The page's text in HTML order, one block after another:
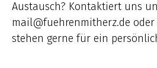
Austausch? Kontaktiert uns
mail@fuehrenmitherz.de
stehen gerne für ein